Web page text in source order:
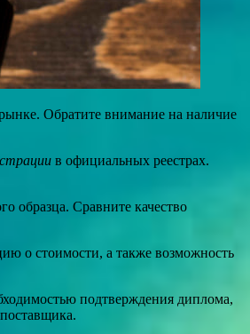
Обратите внимание на наличие
в официальных реестрах.
образца. Сравните качество
о стоимости, а также возможность
подтверждения диплома,